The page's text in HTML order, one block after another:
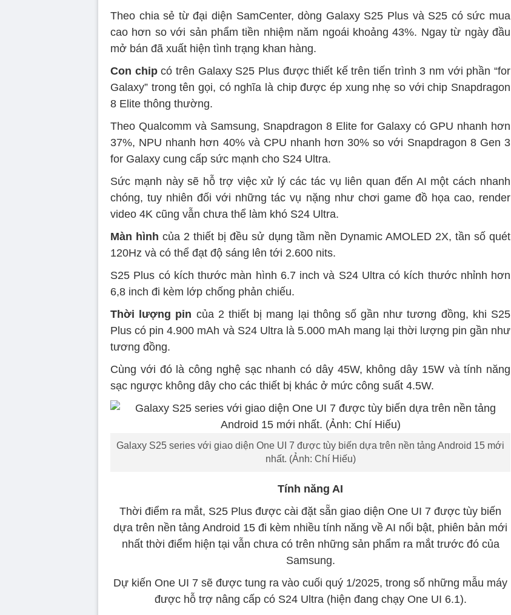
Theo chia sẻ từ đại diện SamCenter, dòng Galaxy S25 Plus và S25 có sức mua
cao hơn so với sản phẩm tiền nhiệm năm ngoái khoảng 43%. Ngay từ ngày đầu
mở bán đã xuất hiện tình trạng khan hàng.
Con chipcó trên Galaxy S25 Plus được thiết kế trên tiến trình 3 nm với phần “for
Galaxy” trong tên gọi, có nghĩa là chip được ép xung nhẹ so với chip Snapdragon
8 Elite thông thường.
Theo Qualcomm và Samsung, Snapdragon 8 Elite for Galaxy có GPU nhanh hơn
37%, NPU nhanh hơn 40% và CPU nhanh hơn 30% so với Snapdragon 8 Gen 3
for Galaxy cung cấp sức mạnh cho S24 Ultra.
Sức mạnh này sẽ hỗ trợ việc xử lý các tác vụ liên quan đến AI một cách nhanh
chóng, tuy nhiên đối với những tác vụ nặng như chơi game đồ họa cao, render
video 4K cũng vẫn chưa thể làm khó S24 Ultra.
Màn hình của 2 thiết bị đều sử dụng tầm nền Dynamic AMOLED 2X, tần số quét
120Hz và có thể đạt độ sáng lên tới 2.600 nits.
S25 Plus có kích thước màn hình 6.7 inch và S24 Ultra có kích thước nhỉnh hơn
6,8 inch đi kèm lớp chống phản chiếu.
Thời lượng pin của 2 thiết bị mang lại thông số gần như tương đồng, khi S25
Plus có pin 4.900 mAh và S24 Ultra là 5.000 mAh mang lại thời lượng pin gần như
tương đồng.
Cùng với đó là công nghệ sạc nhanh có dây 45W, không dây 15W và tính năng
sạc ngược không dây cho các thiết bị khác ở mức công suất 4.5W.
Galaxy S25 series với giao diện One UI 7 được tùy biến dựa trên nền tảng Android 15 mới
nhất. (Ảnh: Chí Hiếu)
Tính năng AI
Thời điểm ra mắt, S25 Plus được cài đặt sẵn giao diện One UI 7 được tùy biến
dựa trên nền tảng Android 15 đi kèm nhiều tính năng về AI nổi bật, phiên bản mới
nhất thời điểm hiện tại vẫn chưa có trên những sản phẩm ra mắt trước đó của
Samsung.
Dự kiến One UI 7 sẽ được tung ra vào cuối quý 1/2025, trong số những mẫu máy
được hỗ trợ nâng cấp có S24 Ultra (hiện đang chạy One UI 6.1).